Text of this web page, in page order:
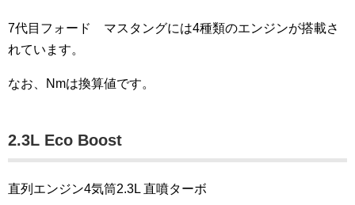
7代目フォード マスタングには4種類のエンジンが搭載さ
れています。
なお、Nmは換算値です。
2.3L Eco Boost
直列エンジン4気筒2.3L 直噴ターボ